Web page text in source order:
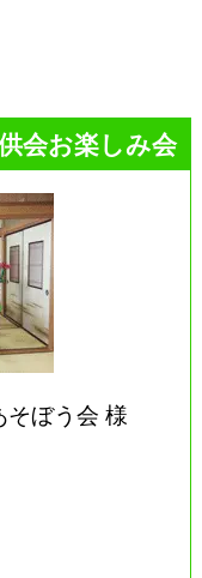
会お楽しみ会
ぼう会 様